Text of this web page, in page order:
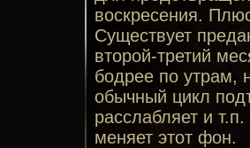
воскресения.
Существует
второй-третий
бодрее по утрам,
обычный цикл
расслабляет и
меняет этот фон.